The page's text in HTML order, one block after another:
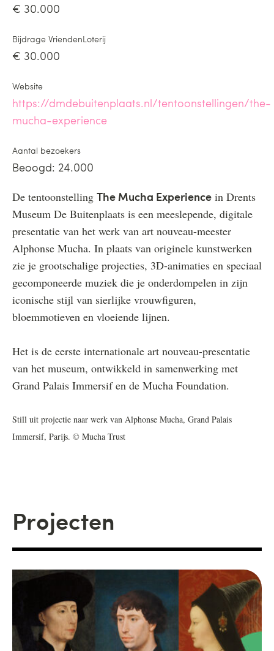
€ 30.000
Bijdrage VriendenLoterij
€ 30.000
Website
https://dmdebuitenplaats.nl/tentoonstellingen/the-
mucha-experience
Aantal bezoekers
Beoogd: 24.000
De tentoonstelling The Mucha Experience in Drents
Museum De Buitenplaats is een meeslepende, digitale
presentatie van het werk van art nouveau-meester
Alphonse Mucha. In plaats van originele kunstwerken
zie je grootschalige projecties, 3D-animaties en speciaal
gecomponeerde muziek die je onderdompelen in zijn
iconische stijl van sierlijke vrouwfiguren,
bloemmotieven en vloeiende lijnen.
Het is de eerste internationale art nouveau-presentatie
van het museum, ontwikkeld in samenwerking met
Grand Palais Immersif en de Mucha Foundation.
Still uit projectie naar werk van Alphonse Mucha, Grand Palais
Immersif, Parijs. © Mucha Trust
Projecten